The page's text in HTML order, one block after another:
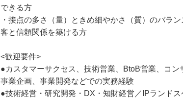
できる方
・接点の多さ（量）ときめ細やかさ（質）のバラ
客と信頼関係を築ける方
<歓迎要件>
●カスタマーサクセス、技術営業、BtoB営業、コン
事業企画、事業開発などでの実務経験
●技術経営・研究開発・DX・知財経営／IPランド